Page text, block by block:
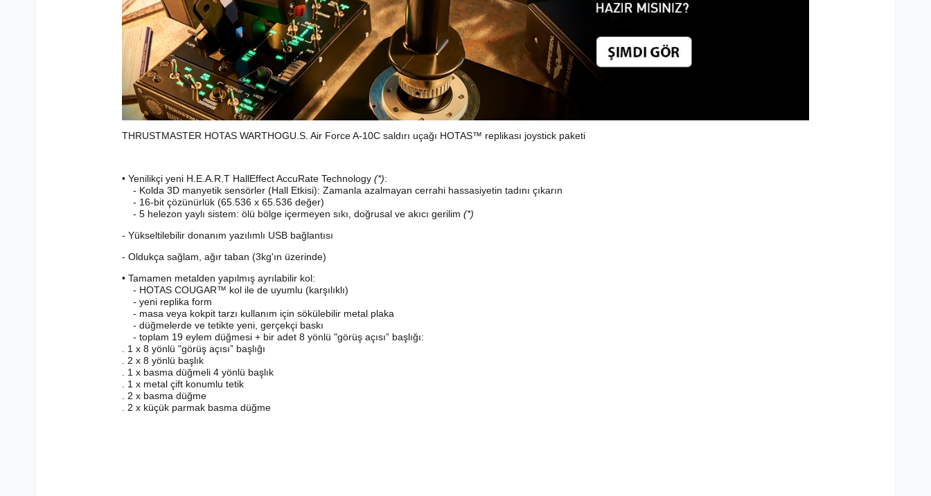
THRUSTMASTER HOTAS WARTHOGU.S. Air Force A-10C saldırı uçağı HOTAS™ replikası joystick paketi
• Yenilikçi yeni H.E.A.R.T HallEffect AccuRate Technology (*):
- Kolda 3D manyetik sensörler (Hall Etkisi): Zamanla azalmayan cerrahi hassasiyetin tadını çıkarın
- 16-bit çözünürlük (65.536 x 65.536 değer)
- 5 helezon yaylı sistem: ölü bölge içermeyen sıkı, doğrusal ve akıcı gerilim (*)
- Yükseltilebilir donanım yazılımlı USB bağlantısı
- Oldukça sağlam, ağır taban (3kg'ın üzerinde)
• Tamamen metalden yapılmış ayrılabilir kol:
- HOTAS COUGAR™ kol ile de uyumlu (karşılıklı)
- yeni replika form
- masa veya kokpit tarzı kullanım için sökülebilir metal plaka
- düğmelerde ve tetikte yeni, gerçekçi baskı
- toplam 19 eylem düğmesi + bir adet 8 yönlü "görüş açısı” başlığı:
. 1 x 8 yönlü "görüş açısı” başlığı
. 2 x 8 yönlü başlık
. 1 x basma düğmeli 4 yönlü başlık
. 1 x metal çift konumlu tetik
. 2 x basma düğme
. 2 x küçük parmak basma düğme